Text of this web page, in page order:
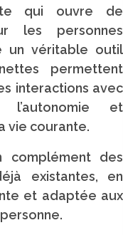
qui ouvre de
les personnes
un véritable outil
permettent
interactions avec
l’autonomie et
vie courante.
complément des
existantes, en
et adaptée aux